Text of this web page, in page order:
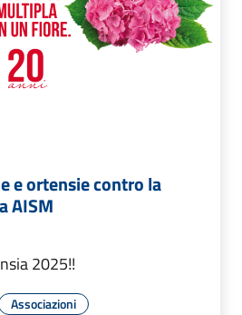
e ortensie contro la
AISM
2025!!
Associazioni